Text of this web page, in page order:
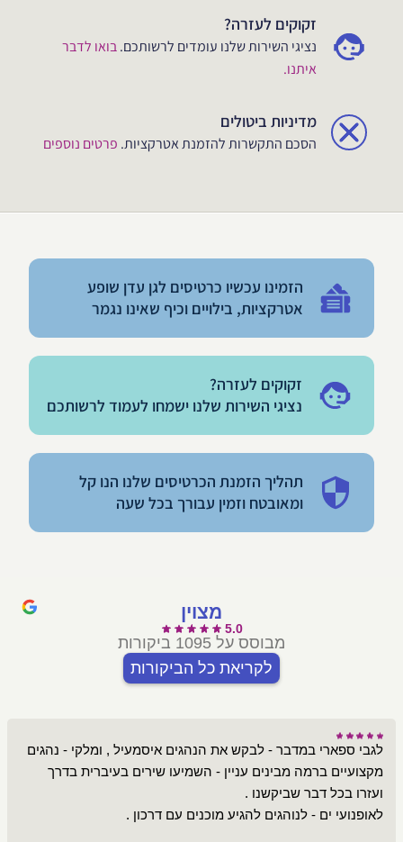
זקוקים לעזרה?
נציגי השירות שלנו עומדים לרשותכם.בואו לדבר
איתנו.
מדיניות ביטולים
הסכם התקשרות להזמנת אטרקציות. פרטים נוספים
הזמינו עכשיו כרטיסים לגן עדן שופע
אטרקציות, בילויים וכיף שאינו נגמר
זקוקים לעזרה?
נציגי השירות שלנו ישמחו לעמוד לרשותכם
תהליך הזמנת הכרטיסים שלנו הנו קל
ומאובטח וזמין עבורך בכל שעה
מצוין
5.0
מבוסס על 1095 ביקורות
לקריאת כל הביקורות
לגבי ספארי במדבר - לבקש את הנהגים איסמעיל , ומלקי - נהגים
מקצועיים ברמה מבינים עניין - השמיעו שירים בעיברית בדרך
לאופנועי ים - לנוהגים להגיע מוכנים עם דרכון .